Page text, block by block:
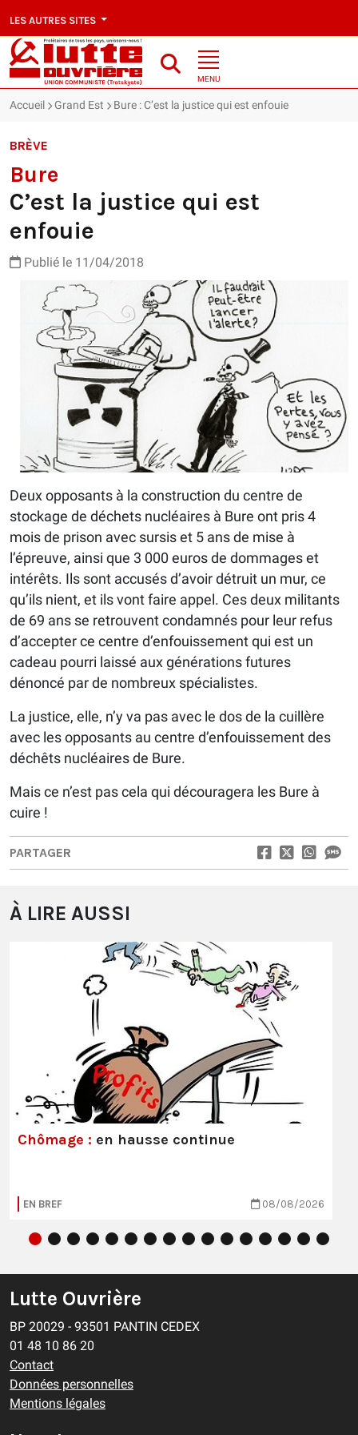
LES AUTRES SITES
MENU
Accueil Grand Est Bure : C’est la justice qui est enfouie
BRÈVE
Bure
C’est la justice qui est
enfouie
Publié le 11/04/2018
Deux opposants à la construction du centre de
stockage de déchets nucléaires à Bure ont pris 4
mois de prison avec sursis et 5 ans de mise à
l’épreuve, ainsi que 3 000 euros de dommages et
intérêts. Ils sont accusés d’avoir détruit un mur, ce
qu’ils nient, et ils vont faire appel. Ces deux militants
de 69 ans se retrouvent condamnés pour leur refus
d’accepter ce centre d’enfouissement qui est un
cadeau pourri laissé aux générations futures
dénoncé par de nombreux spécialistes.
La justice, elle, n’y va pas avec le dos de la cuillère
avec les opposants au centre d’enfouissement des
déchêts nucléaires de Bure.
Mais ce n’est pas cela qui découragera les Bure à
cuire !
PARTAGER
À LIRE AUSSI
Chômage : en hausse continue
EN BREF 08/08/2026
Lutte Ouvrière
BP 20029 - 93501 PANTIN CEDEX
01 48 10 86 20
Contact
Données personnelles
Mentions légales